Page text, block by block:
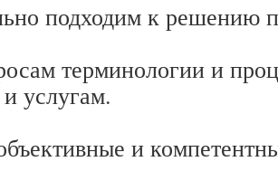
подходим к решению
терминологии и
услугам.
и